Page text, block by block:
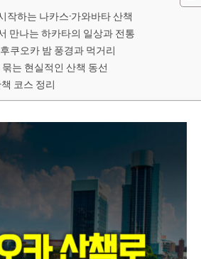
작하는 나카스·가와바타 산책
만나는 하카타의 일상과 전통
쿠오카 밤 풍경과 먹거리
는 현실적인 산책 동선
코스 정리